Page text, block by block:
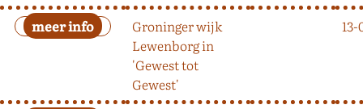
Groninger wijk
Lewenborg in
'Gewest tot
Gewest'
13-